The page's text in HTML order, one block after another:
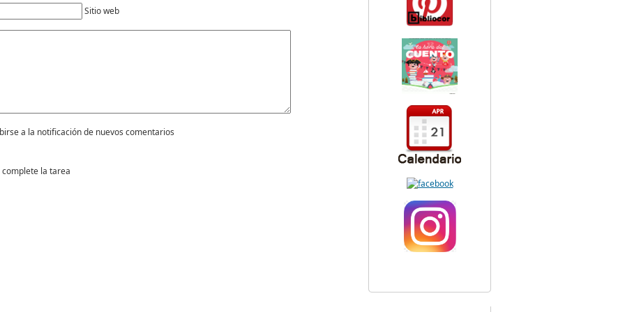
Sitio web
a la notificación de nuevos comentarios
la tarea